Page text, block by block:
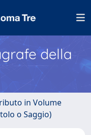
della
in Volume
o Saggio)